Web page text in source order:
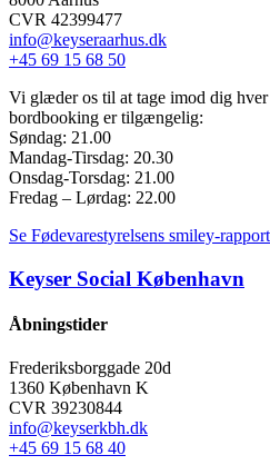
CVR 42399477
info@keyseraarhus.dk
+45 69 15 68 50
Vi glæder os til at tage imod dig
bordbooking er tilgængelig:
Søndag: 21.00
Mandag-Tirsdag: 20.30
Onsdag-Torsdag: 21.00
Fredag – Lørdag: 22.00
Se Fødevarestyrelsens smiley-
Keyser Social København
Åbningstider
Frederiksborggade 20d
1360 København K
CVR 39230844
info@keyserkbh.dk
+45 69 15 68 40